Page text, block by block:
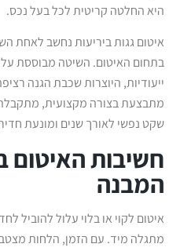
היא החלטה קריטית לכל בעל נכס.
איטום גגות ביריעות נחשב לאחת
בתחום האיטום. השיטה מבוססת על
ייעודיות, היוצרות שכבת הגנה
מתבצעת בצורה מקצועית,
שקט נפשי לאורך שנים ומונעת
חשיבות האיטום
המבנה
איטום לקוי או בלוי עלול להוביל
מתגלה מיד. עם הזמן, הלחות